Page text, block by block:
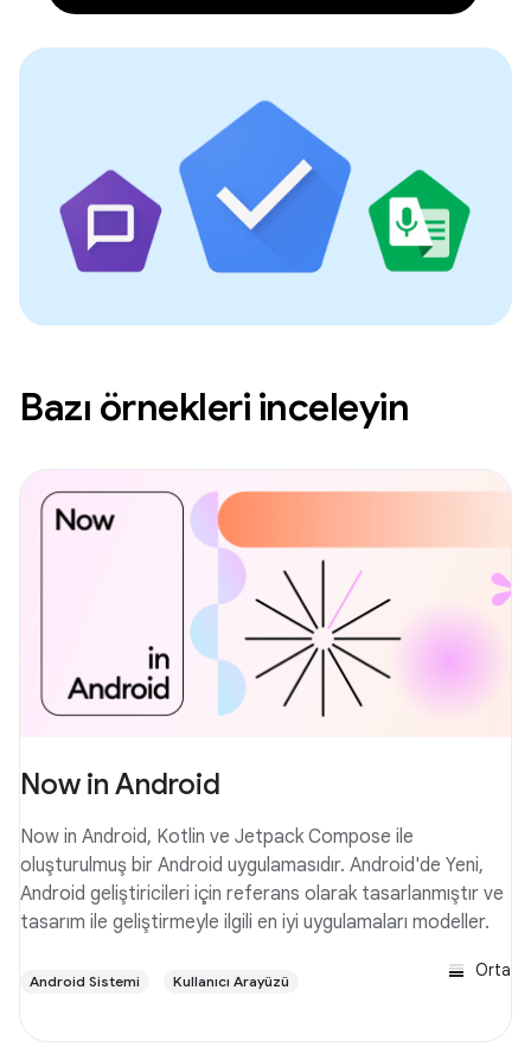
Bazı örnekleri inceleyin
Now in Android
Now in Android, Kotlin ve Jetpack Compose ile
oluşturulmuş bir Android uygulamasıdır. Android'de Yeni,
Android geliştiricileri için referans olarak tasarlanmıştır ve
tasarım ile geliştirmeyle ilgili en iyi uygulamaları modeller.
Android Sistemi Kullanıcı Arayüzü
Orta